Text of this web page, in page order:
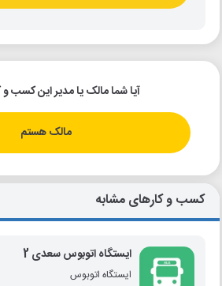
آیا شما مالک یا مدیر این کسب
مالک هستم
کسب و کارهای مشابه
ایستگاه اتوبوس سعدی 2
ایستگاه اتوبوس